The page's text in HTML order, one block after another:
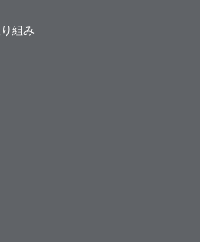
組み